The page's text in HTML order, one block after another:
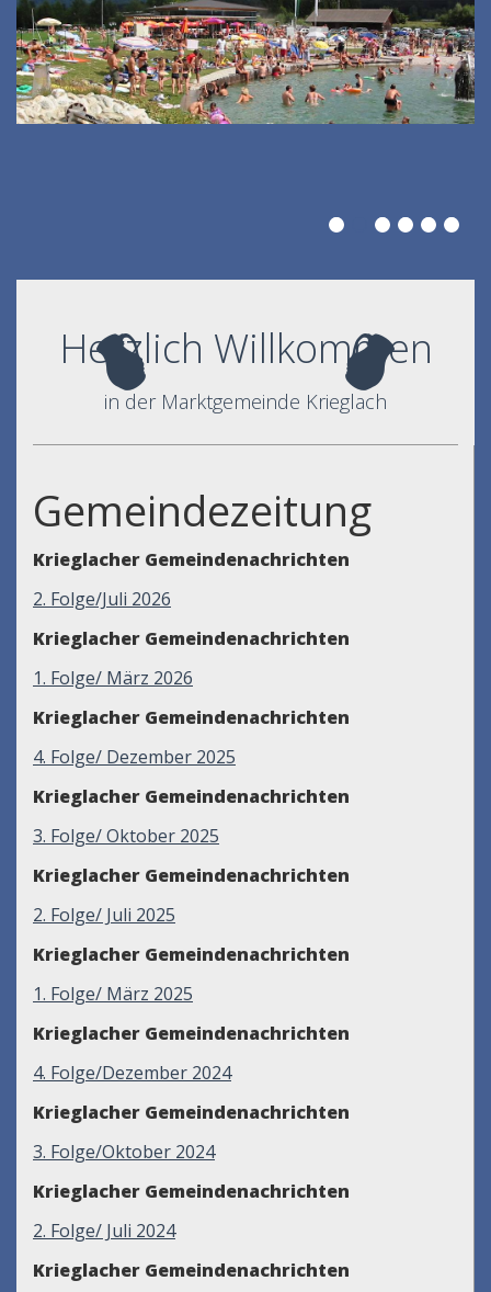
Herzlich Willkommen
in der Marktgemeinde Krieglach
Gemeindezeitung
Krieglacher Gemeindenachrichten
2. Folge/Juli 2026
Krieglacher Gemeindenachrichten
1. Folge/ März 2026
Krieglacher Gemeindenachrichten
4. Folge/ Dezember 2025
Krieglacher Gemeindenachrichten
3. Folge/ Oktober 2025
Krieglacher Gemeindenachrichten
2. Folge/ Juli 2025
Krieglacher Gemeindenachrichten
1. Folge/ März 2025
Krieglacher Gemeindenachrichten
4. Folge/Dezember 2024
Krieglacher Gemeindenachrichten
3. Folge/Oktober 2024
Krieglacher Gemeindenachrichten
2. Folge/ Juli 2024
Krieglacher Gemeindenachrichten